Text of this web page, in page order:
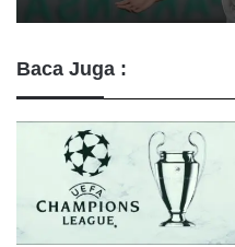
Baca Juga :